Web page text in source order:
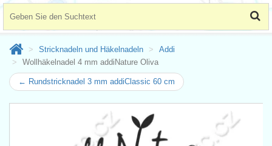
Stricknadeln und Häkelnadeln
Addi
Wollhäkelnadel 4 mm addiNature Oliva
← Rundstricknadel 3 mm addiClassic 60 cm